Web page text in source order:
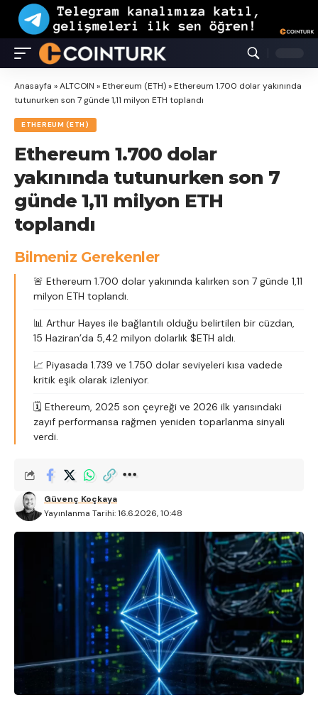
Anasayfa »ALTCOIN »Ethereum (ETH)»Ethereum 1.700 dolar yakınında
tutunurken son 7 günde 1,11 milyon ETH toplandı
ETHEREUM (ETH)
Ethereum 1.700 dolar
yakınında tutunurken son 7
günde 1,11 milyon ETH
toplandı
Bilmeniz Gerekenler
🚨 Ethereum 1.700 dolar yakınında kalırken son 7 günde 1,11
milyon ETH toplandı.
📊 Arthur Hayes ile bağlantılı olduğu belirtilen bir cüzdan,
15 Haziran’da 5,42 milyon dolarlık $ETH aldı.
📈 Piyasada 1.739 ve 1.750 dolar seviyeleri kısa vadede
kritik eşik olarak izleniyor.
🗓️ Ethereum, 2025 son çeyreği ve 2026 ilk yarısındaki
zayıf performansa rağmen yeniden toparlanma sinyali
verdi.
Yayınlanma Tarihi: 16.6.2026, 10:48
Güvenç Koçkaya